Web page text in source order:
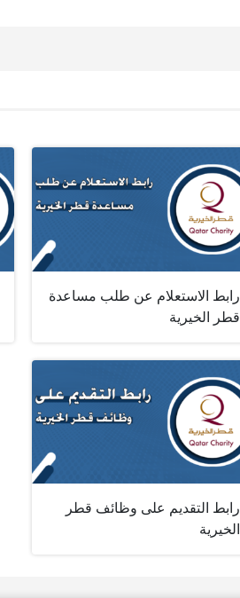
رابط الاستعلام عن طلب مساعدة
قطر الخيرية
رابط التقديم على وظائف قطر
الخيرية